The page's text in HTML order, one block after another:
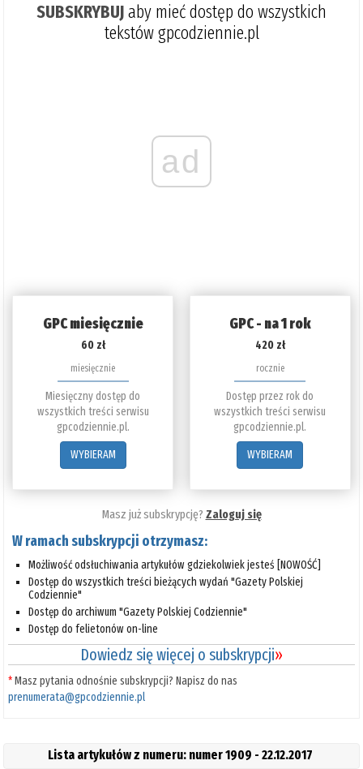
SUBSKRYBUJaby mieć dostęp do wszystkich
tekstów gpcodziennie.pl
ad
GPC miesięcznie
60 zł
miesięcznie
Miesięczny dostęp do
wszystkich treści serwisu
gpcodziennie.pl.
WYBIERAM
GPC - na 1 rok
420 zł
rocznie
Dostęp przez rok do
wszystkich treści serwisu
gpcodziennie.pl.
WYBIERAM
Masz już subskrypcję? Zaloguj się
W ramach subskrypcji otrzymasz:
Możliwość odsłuchiwania artykułów gdziekolwiek jesteś [NOWOŚĆ]
Dostęp do wszystkich treści bieżących wydań "Gazety Polskiej
Codziennie"
Dostęp do archiwum "Gazety Polskiej Codziennie"
Dostęp do felietonów on-line
Dowiedz się więcej o subskrypcji»
*Masz pytania odnośnie subskrypcji? Napisz do nas
prenumerata@gpcodziennie.pl
Lista artykułów z numeru: numer 1909 - 22.12.2017